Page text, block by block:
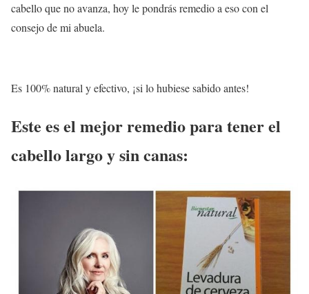
cabello que no avanza, hoy le pondrás remedio a eso con el
consejo de mi abuela.
Es 100% natural y efectivo, ¡si lo hubiese sabido antes!
Este es el mejor remedio para tener el
cabello largo y sin canas: